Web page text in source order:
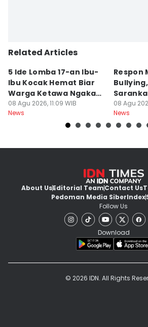
Related Articles
5 Ide Lomba 17-an Ibu-
Ibu Kocak Hemat Biar
Warga Ketawa Ngakak
Pas Hari Kemerdekaan
08 Agu 2026, 11:09 WIB
News
Respon
Bebani
08 Agu
News
About UsEditorial TeamContact Us
Pedoman Media SiberIndex
Follow Us
Download
© 2026 IDN. All Rights